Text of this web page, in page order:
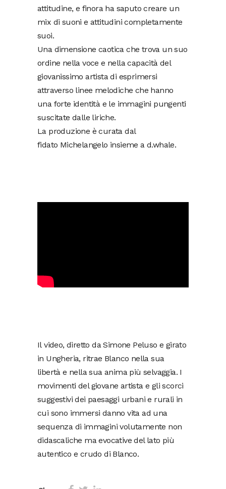
attitudine, e finora ha saputo creare un
mix di suoni e attitudini completamente
suoi.
Una dimensione caotica che trova un suo
ordine nella voce e nella capacità del
giovanissimo artista di esprimersi
attraverso linee melodiche che hanno
una forte identità e le immagini pungenti
suscitate dalle liriche.
La produzione è curata dal
fidato Michelangelo insieme a d.whale.
Il video, diretto da Simone Peluso e girato
in Ungheria, ritrae Blanco nella sua
libertà e nella sua anima più selvaggia. I
movimenti del giovane artista e gli scorci
suggestivi dei paesaggi urbani e rurali in
cui sono immersi danno vita ad una
sequenza di immagini volutamente non
didascaliche ma evocative del lato più
autentico e crudo di Blanco.